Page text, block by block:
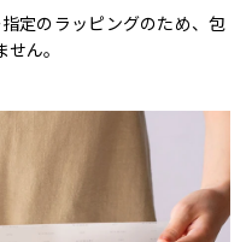
定のラッピングのため、包
ん。